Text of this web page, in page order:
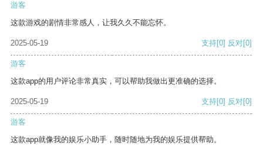
游客
这款游戏的剧情非常感人，让我久久不能忘怀。
2025-05-19 支持[0] 反对[0]
游客
这款app的用户评论非常真实，可以帮助我做出更准确的选择。
2025-05-19 支持[0] 反对[0]
游客
这款app就像我的娱乐小助手，随时随地为我的娱乐提供帮助。